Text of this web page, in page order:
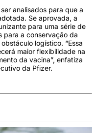
analisados para que a
Se aprovada, a
para uma série de
para a conservação da
logístico. “Essa
maior flexibilidade na
da vacina”, enfatiza
da Pfizer.